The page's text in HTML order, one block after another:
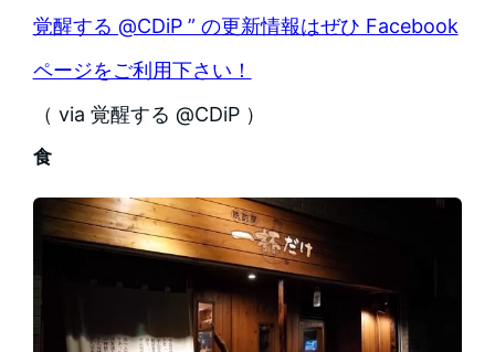
覚醒する @CDiP ” の更新情報はぜひ Facebook
ページをご利用下さい！
（ via 覚醒する @CDiP ）
食